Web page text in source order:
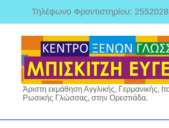
Τηλέφωνο Φροντιστηρίου:
Άριστη εκμάθηση Αγγλικής, Γερμανικής,
Ρωσικής Γλώσσας, στην Ορεστιάδα.